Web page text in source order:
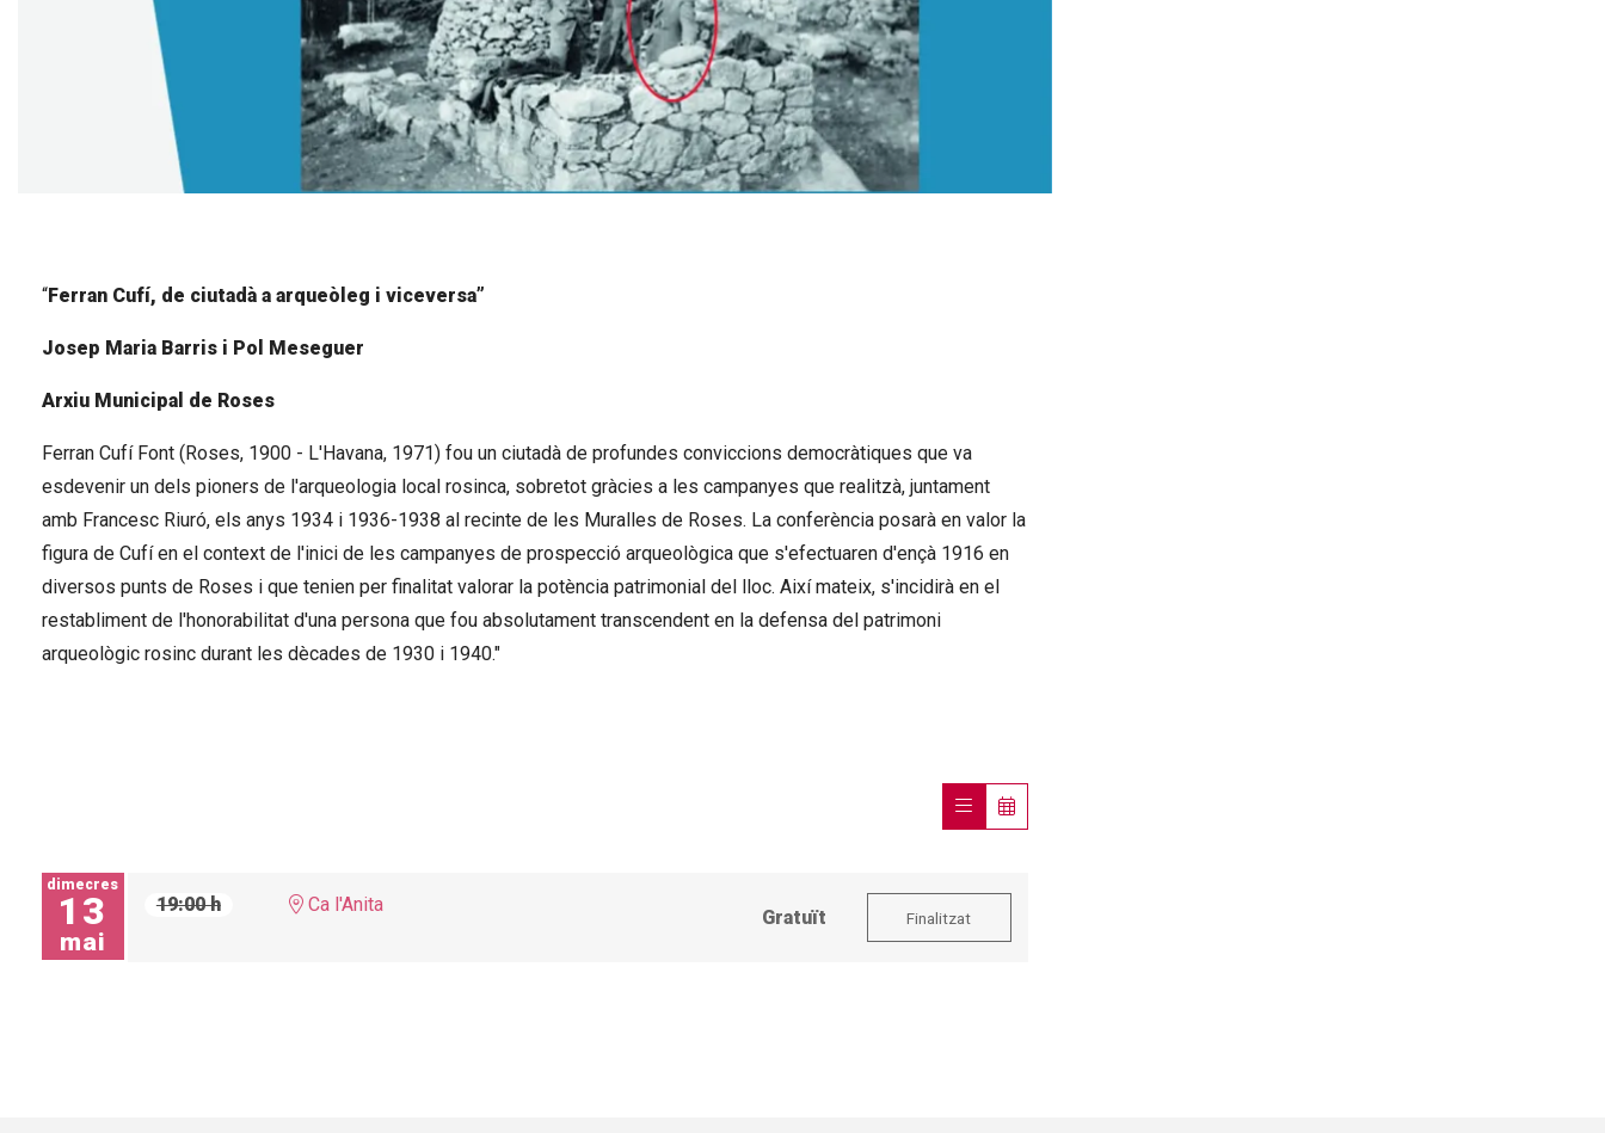
“Ferran Cufí, de ciutadà a arqueòleg i viceversa”
Josep Maria Barris i Pol Meseguer
Arxiu Municipal de Roses
Ferran Cufí Font (Roses, 1900 - L'Havana, 1971) fou un ciutadà de profundes conviccions democràtiques que va
esdevenir un dels pioners de l'arqueologia local rosinca, sobretot gràcies a les campanyes que realitzà, juntament
amb Francesc Riuró, els anys 1934 i 1936-1938 al recinte de les Muralles de Roses. La conferència posarà en valor la
figura de Cufí en el context de l'inici de les campanyes de prospecció arqueològica que s'efectuaren d'ençà 1916 en
diversos punts de Roses i que tenien per finalitat valorar la potència patrimonial del lloc. Així mateix, s'incidirà en el
restabliment de l'honorabilitat d'una persona que fou absolutament transcendent en la defensa del patrimoni
arqueològic rosinc durant les dècades de 1930 i 1940."
dimecres
13
mai
19:00 h Ca l'Anita
Gratuït Finalitzat